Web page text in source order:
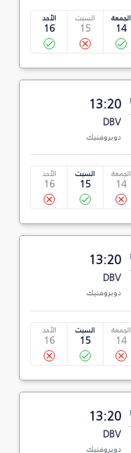
الجمعة
14
السبت
15
الأحد
16
13:20
DBV
دوبروفنيك
الجمعة
14
السبت
15
الأحد
16
13:20
DBV
دوبروفنيك
الجمعة
14
السبت
15
الأحد
16
13:20
DBV
دوبروفنيك